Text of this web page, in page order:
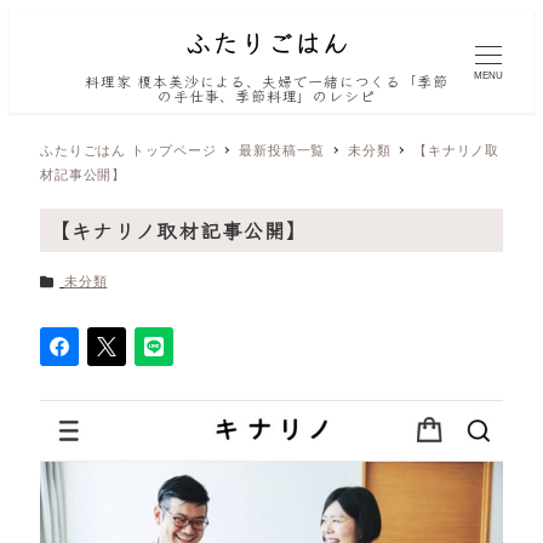
料理家 榎本美沙による、夫婦で一緒につくる「季節
の手仕事、季節料理」のレシピ
MENU
ふたりごはん トップページ 最新投稿一覧 未分類
【キナリノ取
材記事公開】
【キナリノ取材記事公開】
カテゴリー
未分類